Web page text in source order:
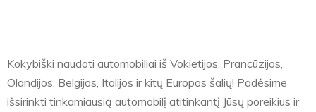
Kokybiški naudoti automobiliai iš Vokietijos, Prancūzijos,
Olandijos, Belgijos, Italijos ir kitų Europos šalių! Padėsime
išsirinkti tinkamiausią automobilį atitinkantį Jūsų poreikius ir